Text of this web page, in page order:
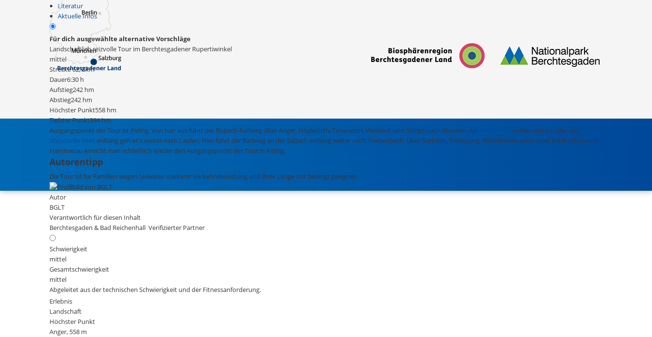
Literatur
Aktuelle Infos
Für dich ausgewählte alternative Vorschläge
Landschaftlich reizvolle Tour im Berchtesgadener Rupertiwinkel
mittel
Strecke62,7 km
Dauer6:30 h
Aufstieg242 hm
Abstieg242 hm
Höchster Punkt558 hm
Tiefster Punkt394 hm
Ausgangspunkt der Tour ist Piding. Von hier aus führt der Ruperti-Radweg über Anger, Höglwörth, Teisendorf, Weildorf, und Schign nach Moosen. Am
vorbei und am Ufer des
Abtsdorfer Sees entlang geh es's weiter nach Laufen. Hier führt der Radweg an der Salzach entlang weiter nach Triebenbach. Über Surheim, Freilassing, Mittelfelden, dann über Feldkirchen und
Hammerau erreicht man schließlich wieder den Ausgangspunkt der Tour in Piding.
Autorentipp
Die Tour ist für Familien wegen teilweise stärkerer Verkehrsbelastung und ihrer Länge nur bedingt geeignet.
Autor
BGLT
Verantwortlich für diesen Inhalt
Berchtesgaden & Bad Reichenhall Verifizierter Partner
Schwierigkeit
mittel
Gesamtschwierigkeit
mittel
Abgeleitet aus der technischen Schwierigkeit und der Fitnessanforderung.
Erlebnis
Landschaft
Höchster Punkt
Anger, 558 m